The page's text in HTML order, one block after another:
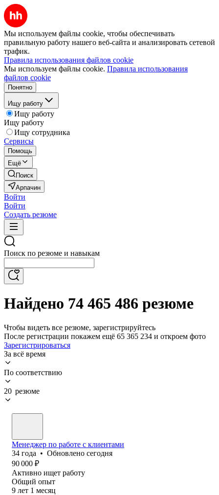
Мы используем файлы cookie, чтобы обеспечивать
правильную работу нашего веб-сайта и анализировать сетевой
трафик.
Правила использования файлов cookie
Мы используем файлы cookie. Правила использования
файлов cookie
Понятно
Ищу работу
Ищу работу
Ищу работу
Ищу сотрудника
Сервисы
Помощь
Ещё
Поиск
Арпачин
Войти
Войти
Создать резюме
Поиск по резюме и навыкам
Найдено 74 465 486 резюме
Чтобы видеть все резюме, зарегистрируйтесь
После регистрации покажем ещё 65 365 234 и откроем фото
Зарегистрироваться
За всё время
По соответствию
20 резюме
Менеджер по работе с клиентами
34 года • Обновлено сегодня
90 000 ₽
Активно ищет работу
Общий опыт
9 лет 1 месяц